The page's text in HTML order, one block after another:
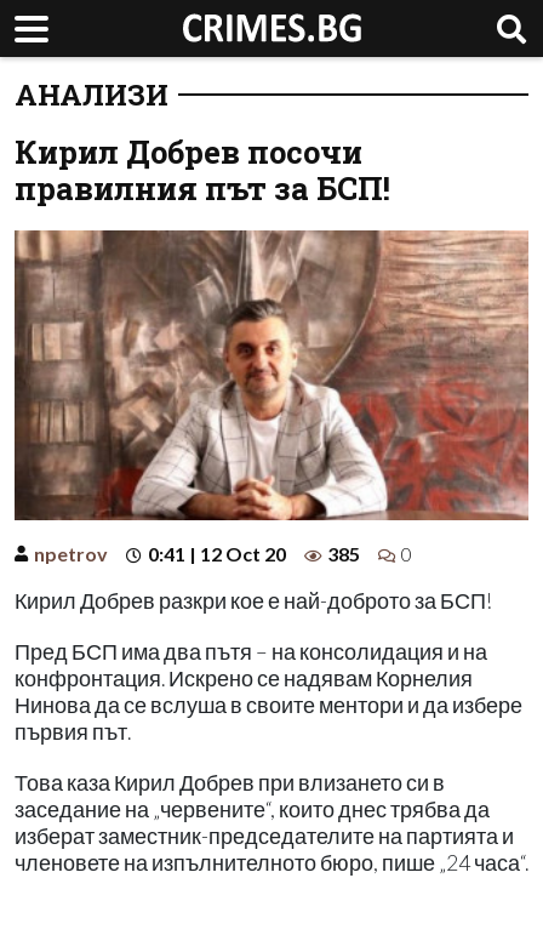
АНАЛИЗИ
Кирил Добрев посочи
правилния път за БСП!
npetrov 0:41 | 12 Oct 20 385 0
Кирил Добрев разкри кое е най-доброто за БСП!
Пред БСП има два пътя – на консолидация и на
конфронтация. Искрено се надявам Корнелия
Нинова да се вслуша в своите ментори и да избере
първия път.
Това каза Кирил Добрев при влизането си в
заседание на „червените“, които днес трябва да
изберат заместник-председателите на партията и
членовете на изпълнителното бюро, пише „24 часа“.